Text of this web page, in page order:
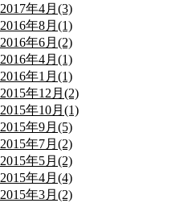
2017年4月(3)
2016年8月(1)
2016年6月(2)
2016年4月(1)
2016年1月(1)
2015年12月(2)
2015年10月(1)
2015年9月(5)
2015年7月(2)
2015年5月(2)
2015年4月(4)
2015年3月(2)